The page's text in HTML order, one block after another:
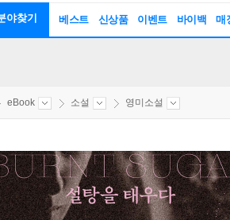
야찾기 베스트 신상품 이벤트 바이백 매
eBook 소설 영미소설